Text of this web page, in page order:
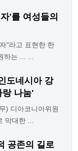
'를 여성들의
"라고 표현한 한
는 ... ...
도네시아 강
랑 나눔'
) 디아코니아위원
막대한 ...
공존의 길로